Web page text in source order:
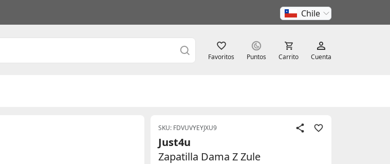
Chile
Favoritos Puntos Carrito Cuenta
SKU: FDVUVYEYJXU9
Just4u
Zapatilla Dama Z Zule